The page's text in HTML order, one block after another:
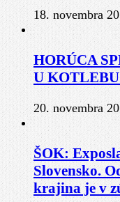
18. novembra
HORÚCA
U
20. novembra
ŠOK:
Slovensko.
krajina je v